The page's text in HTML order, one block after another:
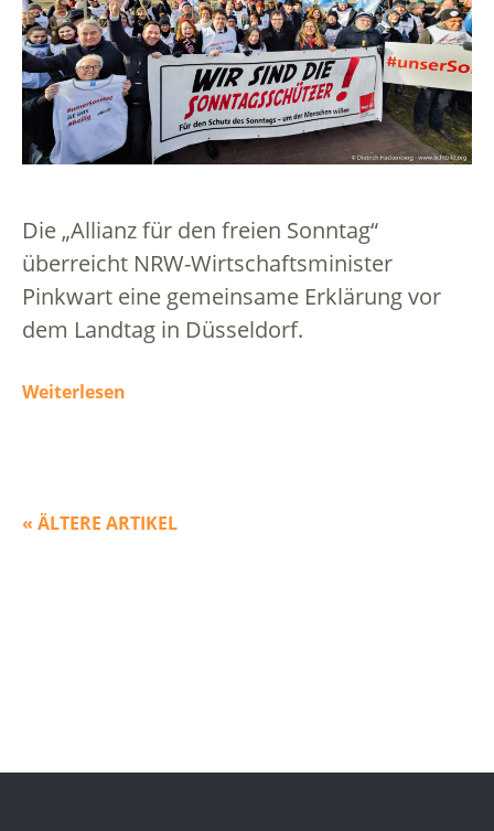
Die „Allianz für den freien Sonntag“
überreicht NRW-Wirtschaftsminister
Pinkwart eine gemeinsame Erklärung vor
dem Landtag in Düsseldorf.
Weiterlesen
« ÄLTERE ARTIKEL